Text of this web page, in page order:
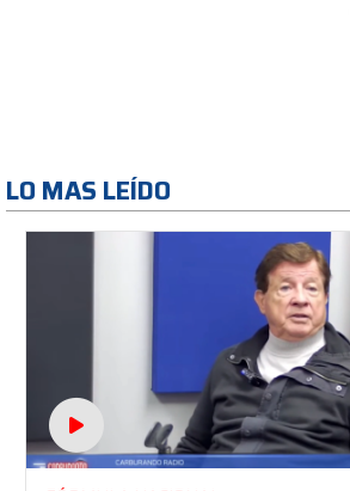
LO MAS LEÍDO